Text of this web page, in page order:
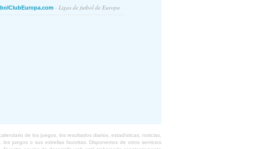
- Ligas de futbol de Europa
de los juegos, los resultados diarios, estadísticas, noticias,
juegos o sus estrellas favoritas. Disponemos de otros servicios